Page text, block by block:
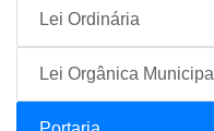
Lei Ordinária
Lei Orgânica Municipal